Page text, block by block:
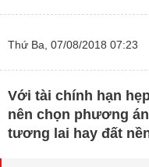
Thứ Ba, 07/08/2018 07:23
Với tài chính hạn
nên chọn phương
tương lai hay đất